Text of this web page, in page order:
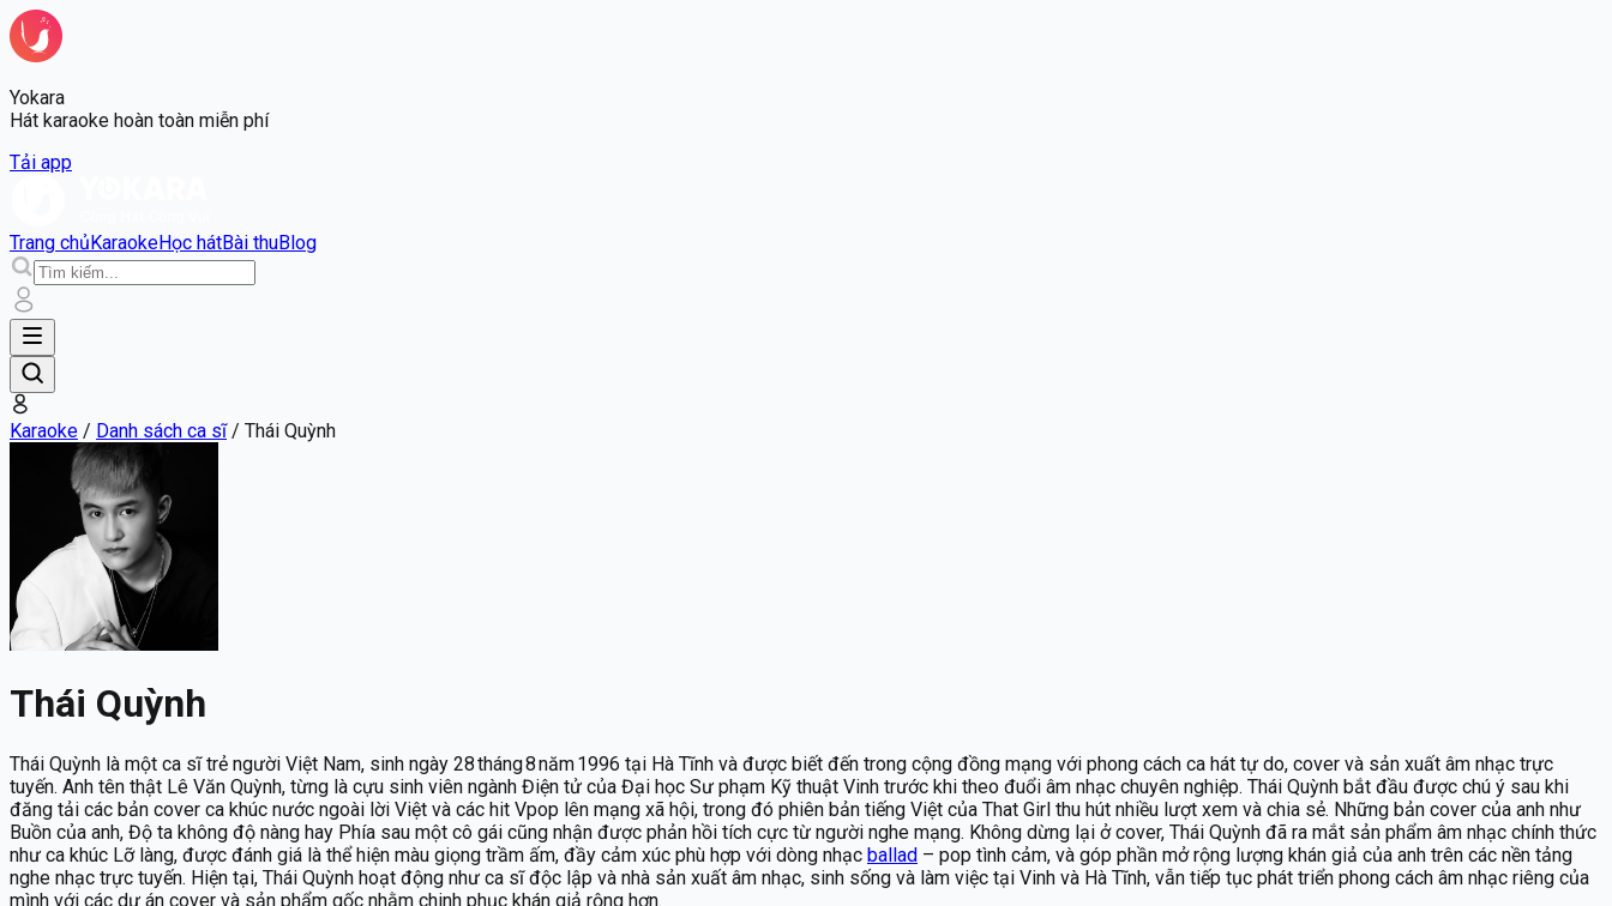
Yokara
Hát karaoke hoàn toàn miễn phí
Tải app
Trang chủKaraokeHọc hátBài thuBlog
Karaoke / Danh sách ca sĩ/ Thái Quỳnh
Thái Quỳnh
Thái Quỳnh là một ca sĩ trẻ người Việt Nam, sinh ngày 28 tháng 8 năm 1996 tại Hà Tĩnh và được biết đến trong cộng đồng mạng với phong cách ca hát tự do, cover và sản xuất âm nhạc trực
tuyến. Anh tên thật Lê Văn Quỳnh, từng là cựu sinh viên ngành Điện tử của Đại học Sư phạm Kỹ thuật Vinh trước khi theo đuổi âm nhạc chuyên nghiệp. Thái Quỳnh bắt đầu được chú ý sau khi
đăng tải các bản cover ca khúc nước ngoài lời Việt và các hit Vpop lên mạng xã hội, trong đó phiên bản tiếng Việt của That Girl thu hút nhiều lượt xem và chia sẻ. Những bản cover của anh như
Buồn của anh, Độ ta không độ nàng hay Phía sau một cô gái cũng nhận được phản hồi tích cực từ người nghe mạng. Không dừng lại ở cover, Thái Quỳnh đã ra mắt sản phẩm âm nhạc chính thức
như ca khúc Lỡ làng, được đánh giá là thể hiện màu giọng trầm ấm, đầy cảm xúc phù hợp với dòng nhạc ballad – pop tình cảm, và góp phần mở rộng lượng khán giả của anh trên các nền tảng
nghe nhạc trực tuyến. Hiện tại, Thái Quỳnh hoạt động như ca sĩ độc lập và nhà sản xuất âm nhạc, sinh sống và làm việc tại Vinh và Hà Tĩnh, vẫn tiếp tục phát triển phong cách âm nhạc riêng của
mình với các dự án cover và sản phẩm gốc nhằm chinh phục khán giả rộng hơn.